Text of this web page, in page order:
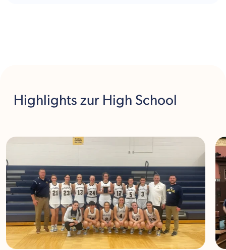
Highlights zur High School